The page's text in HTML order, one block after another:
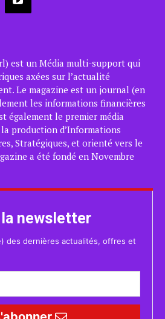
est un Média multi-support qui
axées sur l’actualité
Le magazine est un journal (en
les informations financières
également le premier média
production d’Informations
Stratégiques, et orienté vers le
a été fondé en Novembre
la newsletter
des dernières actualités, offres et